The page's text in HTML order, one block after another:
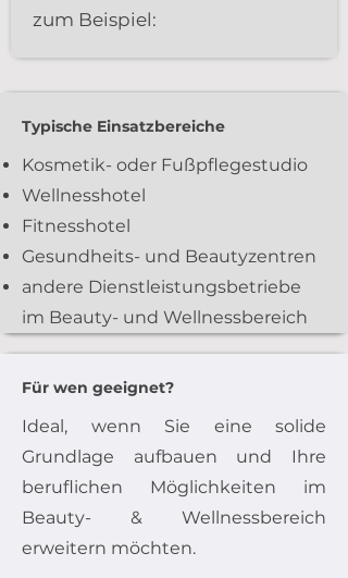
zum Beispiel:
Typische Einsatzbereiche
Kosmetik- oder Fußpflegestudio
Wellnesshotel
Fitnesshotel
Gesundheits- und Beautyzentren
andere Dienstleistungsbetriebe
im Beauty- und Wellnessbereich
Für wen geeignet?
Ideal, wenn Sie eine solide
Grundlage aufbauen und Ihre
beruflichen Möglichkeiten im
Beauty- & Wellnessbereich
erweitern möchten.